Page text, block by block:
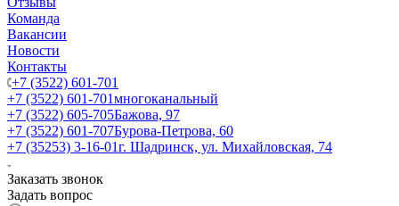
Команда
Вакансии
Новости
Контакты
+7 (3522) 601-701
+7 (3522) 601-701многоканальный
+7 (3522) 605-705Бажова, 97
+7 (3522) 601-707Бурова-Петрова, 60
+7 (35253) 3-16-01г. Шадринск, ул. Михайловская, 74
Заказать звонок
Задать вопрос